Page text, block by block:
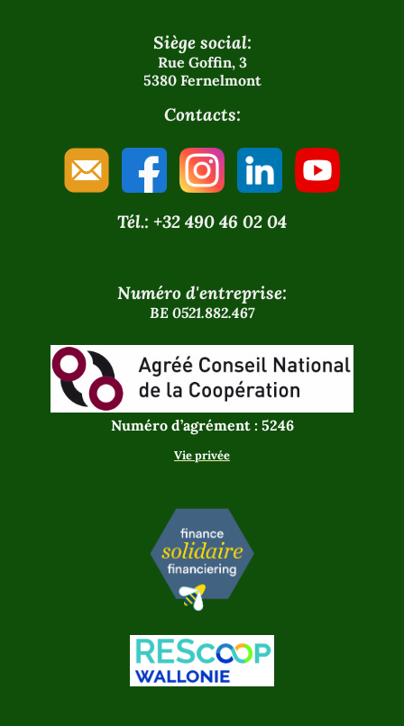
Siège social:
Rue Goffin, 3
5380 Fernelmont
Contacts:
Tél.: +32 490 46 02 04
Numéro d'entreprise:
BE 0521.882.467
Numéro d’agrément : 5246
Vie privée